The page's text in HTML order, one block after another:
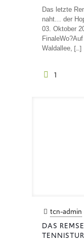
Das letzte
naht… der
03. Oktober
Waldallee, […]
1
tcn-admin
DAS